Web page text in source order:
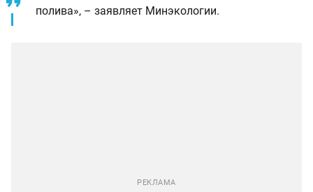
полива», – заявляет Минэкологии.